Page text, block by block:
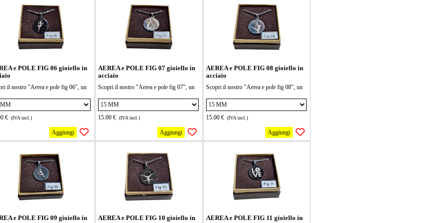
15 e 20 mm seleziona la forma
dimensioni 15 e 20 mm seleziona la forma
dimensioni 15 e 20 mm seleziona la forma
e POLE FIG 06 gioiello in
il nostro "Aerea e pole fig 06", un
Perfetto per chi cerca un tocco di
senza rinunciare alla comodità.
è lunga 40 cm + 5cm di
15 e 20 mm seleziona la forma
€ (IVA incl.)
Aggiungi
AEREA e POLE FIG 07 gioiello in
acciaio
Scopri il nostro "Aerea e pole fig 07", un
moderno. Perfetto per chi cerca un tocco di
eleganza senza rinunciare alla comodità.
la collana è lunga 40 cm + 5cm di
dimensioni 15 e 20 mm seleziona la forma
15.00 € (IVA incl.)
Aggiungi
AEREA e POLE FIG 08 gioiello in
acciaio
Scopri il nostro "Aerea e pole fig 08", un
moderno. Perfetto per chi cerca un tocco di
eleganza senza rinunciare alla comodità.
la collana è lunga 40 cm + 5cm di
dimensioni 15 e 20 mm seleziona la forma
15.00 € (IVA incl.)
Aggiungi
e POLE FIG 09 gioiello in
AEREA e POLE FIG 10 gioiello in
AEREA e POLE FIG 11 gioiello in